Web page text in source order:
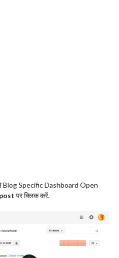
Blog Specific Dashboard Open
पर क्लिक करें.